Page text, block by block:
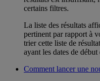
certains filtres.
La liste des résultats
pertinent par rapport à
trier cette liste de
ayant les dates de
Comment lancer une